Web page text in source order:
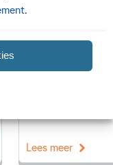
.
Lees meer